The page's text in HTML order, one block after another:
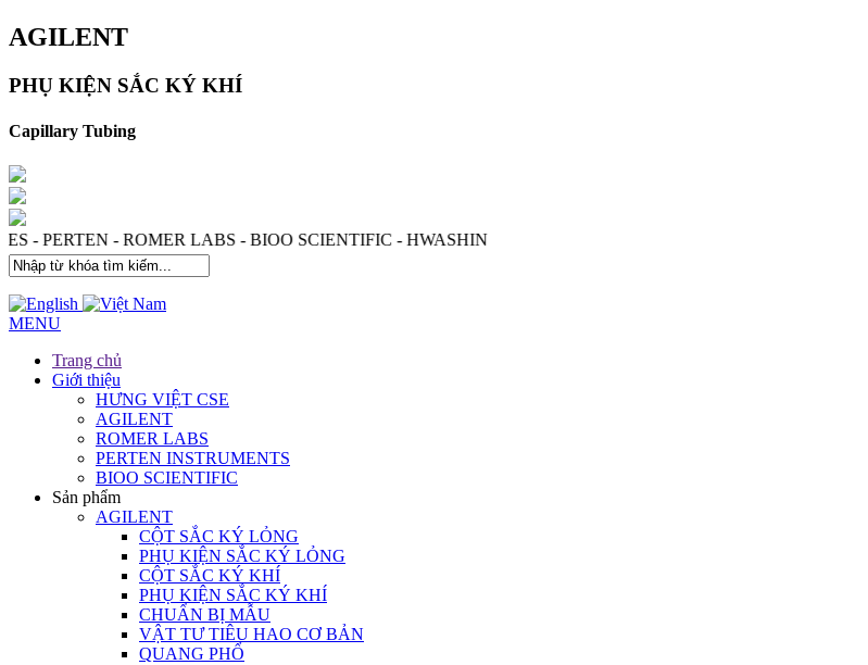
AGILENT
PHỤ KIỆN SẮC KÝ KHÍ
Capillary Tubing
- PERTEN - ROMER LABS - BIOO SCIENTIFIC - HWASHIN
MENU
Trang chủ
Giới thiệu
HƯNG VIỆT CSE
AGILENT
ROMER LABS
PERTEN INSTRUMENTS
BIOO SCIENTIFIC
Sản phẩm
AGILENT
CỘT SẮC KÝ LỎNG
PHỤ KIỆN SẮC KÝ LỎNG
CỘT SẮC KÝ KHÍ
PHỤ KIỆN SẮC KÝ KHÍ
CHUẨN BỊ MẪU
VẬT TƯ TIÊU HAO CƠ BẢN
QUANG PHỔ